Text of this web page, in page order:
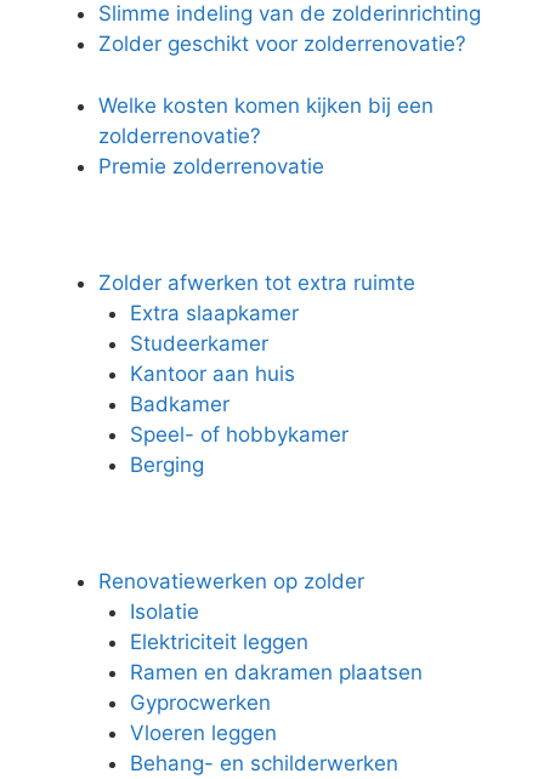
Slimme indeling van de zolderinrichting
Zolder geschikt voor zolderrenovatie?
Welke kosten komen kijken bij een
zolderrenovatie?
Premie zolderrenovatie
Zolder afwerken tot extra ruimte
Extra slaapkamer
Studeerkamer
Kantoor aan huis
Badkamer
Speel- of hobbykamer
Berging
Renovatiewerken op zolder
Isolatie
Elektriciteit leggen
Ramen en dakramen plaatsen
Gyprocwerken
Vloeren leggen
Behang- en schilderwerken